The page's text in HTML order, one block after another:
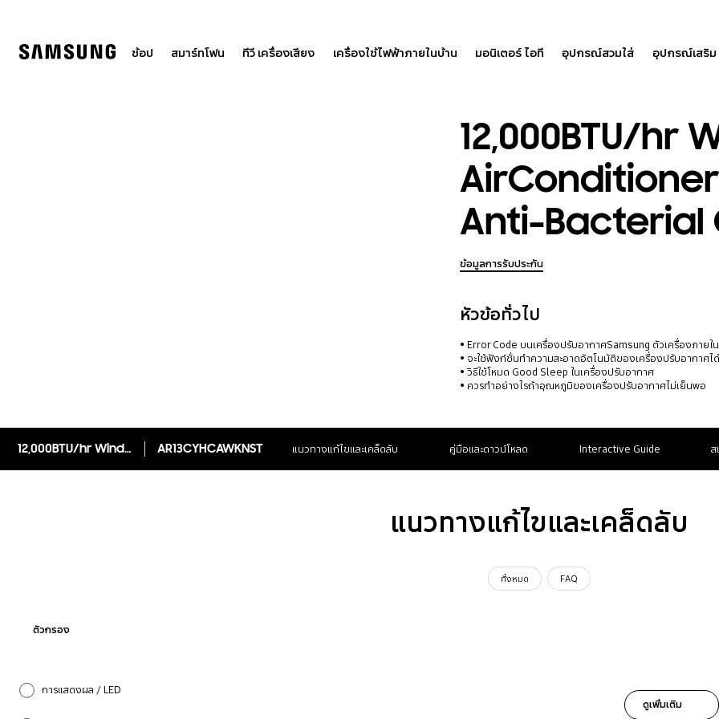
ช้อป สมาร์ทโฟน ทีวี เครื่องเสียง เครื่องใช้ไฟฟ้าภายในบ้าน มอนิเตอร์ ไอที อุปกรณ์สวมใส่ อุปกรณ์เสริม
12,000BTU/hr
Anti-Bacterial
ข้อมูลการรับประกัน
หัวข้อทั่วไป
Error Code บนเครื่องปรับอากาศSamsung ตัวเครื่องภาย
จะใช้ฟังก์ชั่นทำความสะอาดอัตโนมัติของเครื่องปรับอากาศไ
วิธีใช้โหมด Good Sleep ในเครื่องปรับอากาศ
ควรทำอย่างไรถ้าอุณหภูมิของเครื่องปรับอากาศไม่เย็นพอ
12,000BTU/hr WindFree AirConditioner Wall-mount Anti-Bacterial Cu Filter AR13CYHCAWKNST แนวทางแก้ไขและเคล็ดลับ คู่มือและดาวน์โหลด Interactive Guide ส
แนวทางแก้ไขและเคล็ดลับ
ทั้งหมด FAQ
ตัวกรอง
การแสดงผล / LED
ดูเพิ่มเติม